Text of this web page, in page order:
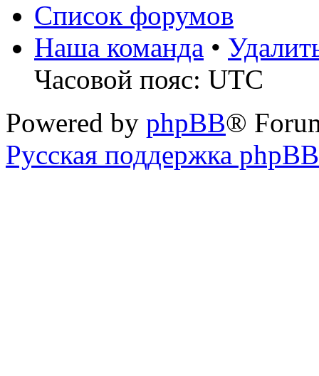
Список форумов
Наша команда •
Часовой пояс: UTC
Powered by phpBB®
Русская поддержка phpBB